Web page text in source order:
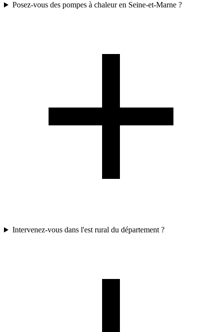
Posez-vous des pompes à chaleur en Seine-et-Marne ?
Intervenez-vous dans l'est rural du département ?